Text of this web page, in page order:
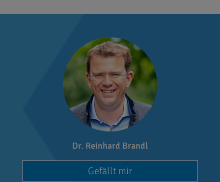
Dr. Reinhard Brandl
Gefällt mir